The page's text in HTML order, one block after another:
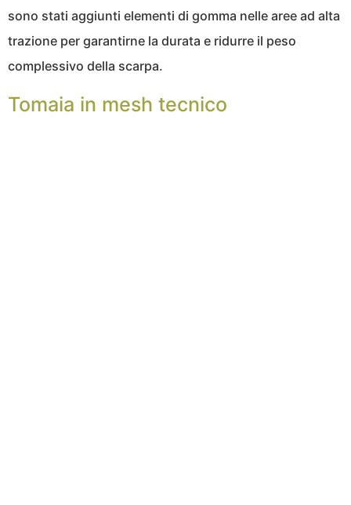
sono stati aggiunti elementi di gomma nelle aree ad alta
trazione per garantirne la durata e ridurre il peso
complessivo della scarpa.
Tomaia in mesh tecnico